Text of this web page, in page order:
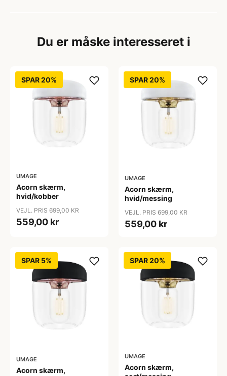
Du er måske interesseret i
SPAR 20%
UMAGE
Acorn skærm,
hvid/kobber
VEJL. PRIS 699,00 KR
559,00 kr
SPAR 20%
UMAGE
Acorn skærm,
hvid/messing
VEJL. PRIS 699,00 KR
559,00 kr
SPAR 5%
UMAGE
Acorn skærm,
SPAR 20%
UMAGE
Acorn skærm,